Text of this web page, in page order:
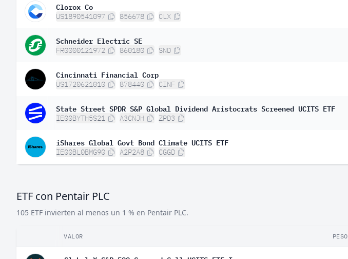
Clorox Co
US1890541097 856678 CLX
Schneider Electric SE
FR0000121972 860180 SND
Cincinnati Financial Corp
US1720621010 878440 CINF
State Street SPDR S&P Global Dividend Aristocrats Screened UCITS ETF
IE00BYTH5S21 A3CNJH ZPD3
iShares Global Govt Bond Climate UCITS ETF
IE00BL0BMG90 A2P2A8 CGGD
ETF con Pentair PLC
105 ETF invierten al menos un 1 % en Pentair PLC.
VALOR PESO